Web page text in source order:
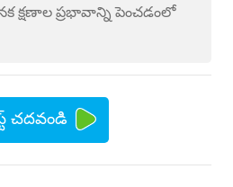
క్షణాల ప్రభావాన్ని పెంచడంలో
చదవండి